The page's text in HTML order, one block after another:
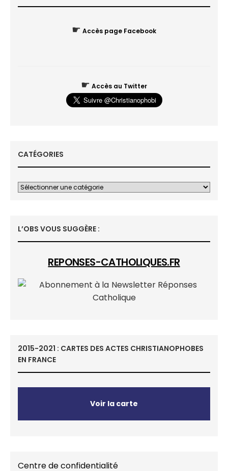
☛ Accès page Facebook
☛ Accès au Twitter
CATÉGORIES
L’OBS VOUS SUGGÈRE :
REPONSES-CATHOLIQUES.FR
2015-2021 : CARTES DES ACTES CHRISTIANOPHOBES
EN FRANCE
Voir la carte
Centre de confidentialité